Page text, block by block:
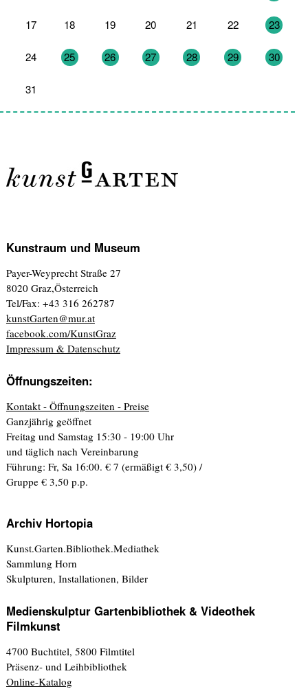
17 18 19 20 21 22 23
24 25 26 27 28 29 30
31
Kunstraum und Museum
Payer-Weyprecht Straße 27
8020 Graz,Österreich
Tel/Fax: +43 316 262787
kunstGarten@mur.at
facebook.com/KunstGraz
Impressum & Datenschutz
Öffnungszeiten:
Kontakt - Öffnungszeiten - Preise
Ganzjährig geöffnet
Freitag und Samstag 15:30 - 19:00 Uhr
und täglich nach Vereinbarung
Führung: Fr, Sa 16:00. € 7 (ermäßigt € 3,50) /
Gruppe € 3,50 p.p.
Archiv Hortopia
Kunst.Garten.Bibliothek.Mediathek
Sammlung Horn
Skulpturen, Installationen, Bilder
Medienskulptur Gartenbibliothek & Videothek
Filmkunst
4700 Buchtitel, 5800 Filmtitel
Präsenz- und Leihbibliothek
Online-Katalog